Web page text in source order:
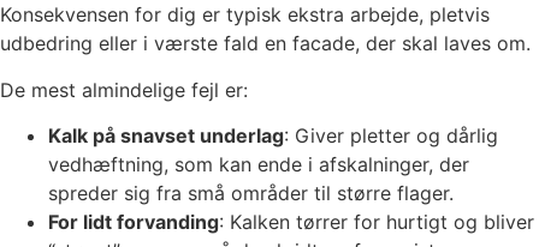
Konsekvensen for dig er typisk ekstra arbejde, pletvis
udbedring eller i værste fald en facade, der skal laves om.
De mest almindelige fejl er:
Kalk på snavset underlag: Giver pletter og dårlig
vedhæftning, som kan ende i afskalninger, der
spreder sig fra små områder til større flager.
For lidt forvanding: Kalken tørrer for hurtigt og bliver